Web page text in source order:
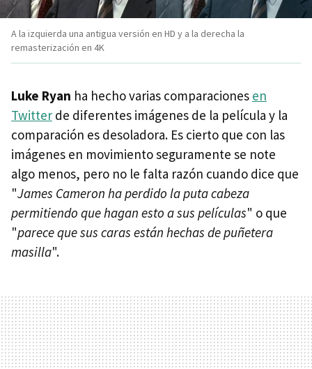
A la izquierda una antigua versión en HD y a la derecha la
remasterización en 4K
Luke Ryan ha hecho varias comparaciones en
Twitter de diferentes imágenes de la película y la
comparación es desoladora. Es cierto que con las
imágenes en movimiento seguramente se note
algo menos, pero no le falta razón cuando dice que
"James Cameron ha perdido la puta cabeza
permitiendo que hagan esto a sus películas" o que
"parece que sus caras están hechas de puñetera
masilla".